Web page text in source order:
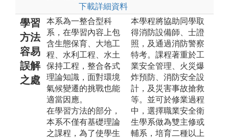
下載詳細資料
學習
方法
容易
誤解
之處
本系為一整合型科
系，在學習內容上包
含生態保育、大地工
程、水利工程、水土
保持工程，整合各式
理論知識，面對環境
氣候變遷的挑戰也能
適當因應。
在學習方法的部分，
本系不僅有基礎理論
之課程，為了使學生
本學程將協助同學取
得消防設備師、士證
照，及通過消防警察
特考。課程著重於工
業安全管理、火災爆
炸預防、消防安全設
計，及災害事故搶救
等。並可於修業過程
中，選擇職業安全衛
生學系做為雙主修或
輔系，培育二種以上